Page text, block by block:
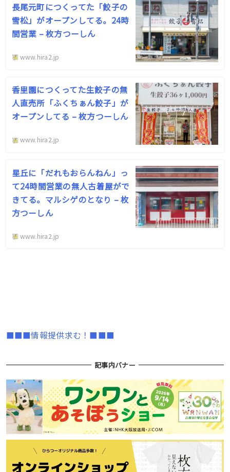
長尾元町につくってた「餃子の
雪松」がオープンしてる。24時
間営業 – 枚方つーしん
www.hira2.jp
香里園につくってた生餃子の無
人直売所「ふくちぁん餃子」が
オープンしてる – 枚方つーしん
www.hira2.jp
星丘に「だれもおらんねん」っ
て24時間営業の無人古着屋がで
きてる。マルシゲのとなり – 枚
方つーしん
www.hira2.jp
■■■情報提供求む！■■■
記事内バナー